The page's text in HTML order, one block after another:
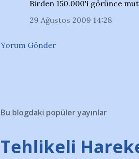
Birden 150.000'i görünce
29 Ağustos 2009 14:28
Yorum Gönder
Bu blogdaki popüler yayınlar
Tehlikeli